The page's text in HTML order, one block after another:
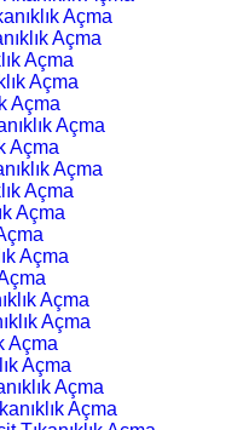
Açma
Açma
Açma
Açma
Açma
Açma
Açma
Açma
Açma
Açma
Açma
Açma
Açma
Açma
Açma
Açma
Açma